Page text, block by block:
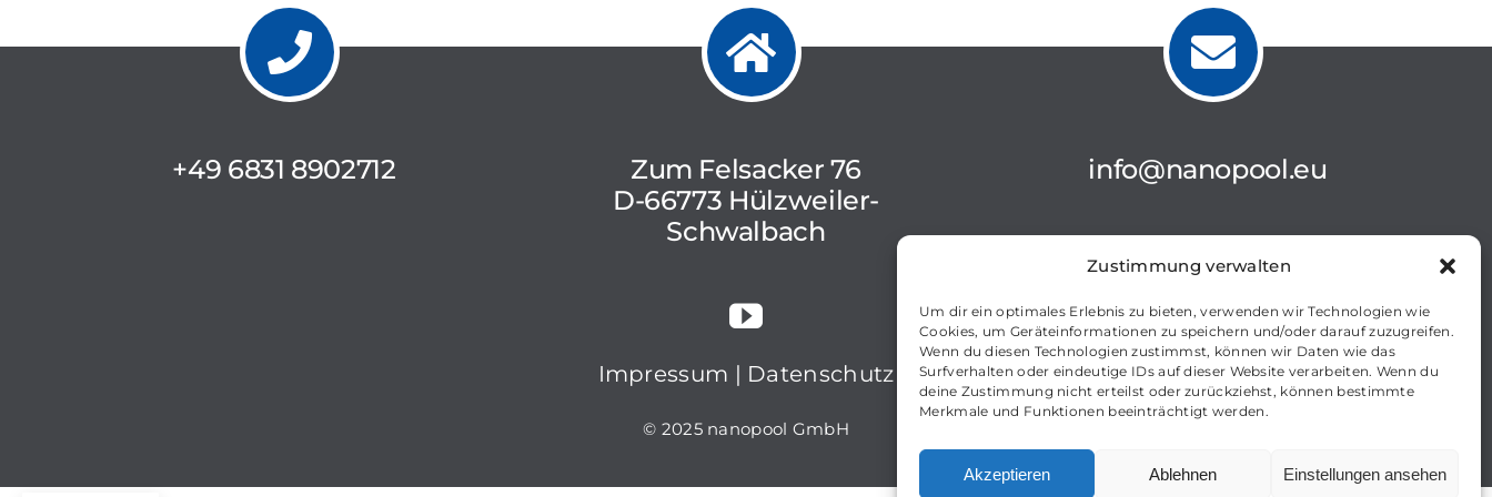
Zustimmung verwalten
Um dir ein optimales Erlebnis zu bieten, verwenden wir Technologien wie
Cookies, um Geräteinformationen zu speichern und/oder darauf zuzugreifen.
Wenn du diesen Technologien zustimmst, können wir Daten wie das
Surfverhalten oder eindeutige IDs auf dieser Website verarbeiten. Wenn du
deine Zustimmung nicht erteilst oder zurückziehst, können bestimmte
Merkmale und Funktionen beeinträchtigt werden.
Akzeptieren Ablehnen Einstellungen ansehen
+49 6831 8902712
Zum Felsacker 76
D-66773 Hülzweiler-
Schwalbach
info@nanopool.eu
Impressum | Datenschutz
© 2025 nanopool GmbH